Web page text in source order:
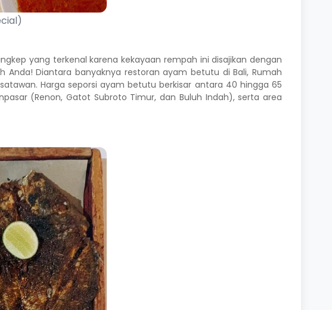
yang terkenal karena kekayaan rempah ini disajikan dengan
Diantara banyaknya restoran ayam betutu di Bali, Rumah
Harga seporsi ayam betutu berkisar antara 40 hingga 65
(Renon, Gatot Subroto Timur, dan Buluh Indah), serta area